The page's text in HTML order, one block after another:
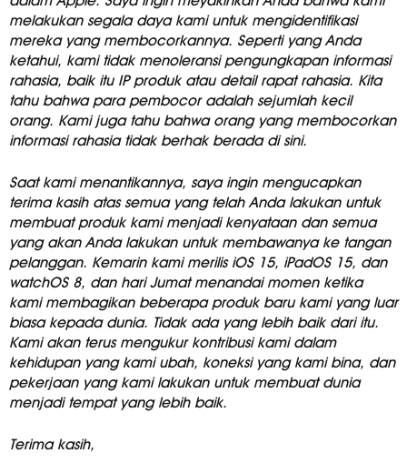
melakukan segala daya kami untuk mengidentifikasi
mereka yang membocorkannya. Seperti yang Anda
ketahui, kami tidak menoleransi pengungkapan informasi
rahasia, baik itu IP produk atau detail rapat rahasia. Kita
tahu bahwa para pembocor adalah sejumlah kecil
orang. Kami juga tahu bahwa orang yang membocorkan
informasi rahasia tidak berhak berada di sini.
Saat kami menantikannya, saya ingin mengucapkan
terima kasih atas semua yang telah Anda lakukan untuk
membuat produk kami menjadi kenyataan dan semua
yang akan Anda lakukan untuk membawanya ke tangan
pelanggan. Kemarin kami merilis iOS 15, iPadOS 15, dan
watchOS 8, dan hari Jumat menandai momen ketika
kami membagikan beberapa produk baru kami yang luar
biasa kepada dunia. Tidak ada yang lebih baik dari itu.
Kami akan terus mengukur kontribusi kami dalam
kehidupan yang kami ubah, koneksi yang kami bina, dan
pekerjaan yang kami lakukan untuk membuat dunia
menjadi tempat yang lebih baik.
Terima kasih,